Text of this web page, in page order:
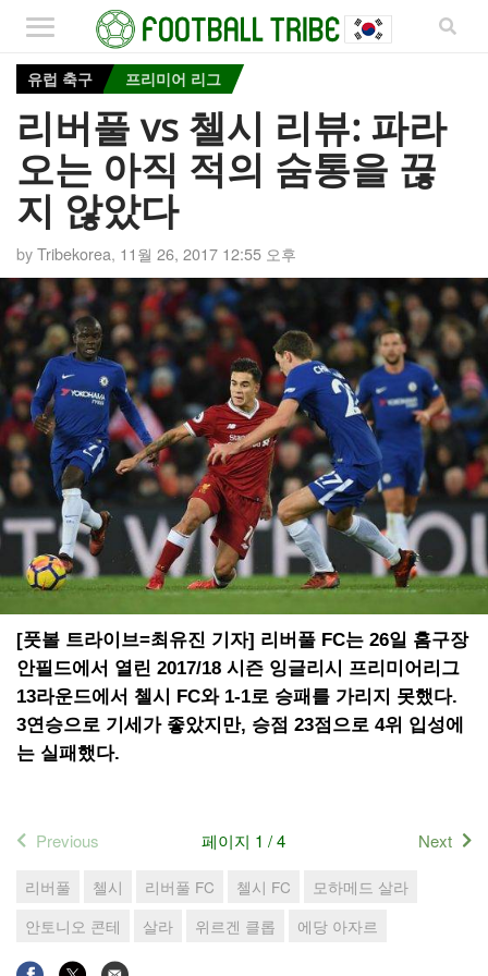
유럽 축구 프리미어 리그
리버풀 vs 첼시 리뷰: 파라
오는 아직 적의 숨통을 끊
지 않았다
byTribekorea, 11월 26, 2017 12:55 오후
[풋볼 트라이브=최유진 기자] 리버풀 FC는 26일 홈구장
안필드에서 열린 2017/18 시즌 잉글리시 프리미어리그
13라운드에서 첼시 FC와 1-1로 승패를 가리지 못했다.
3연승으로 기세가 좋았지만, 승점 23점으로 4위 입성에
는 실패했다.
Previous 페이지 1 / 4 Next
리버풀 첼시 리버풀 FC 첼시 FC
모하메드 살라
안토니오 콘테
살라 위르겐 클롭 에당 아자르